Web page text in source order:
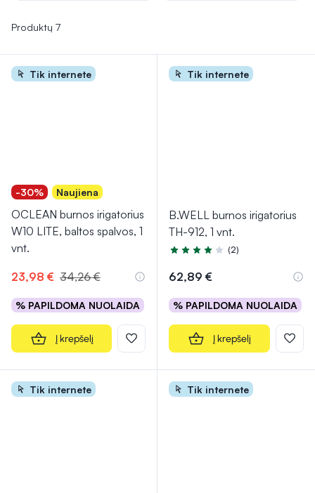
dantenų uždegimo riziką ir palaikyti optimalią burnos
Produktų 7
Tik internete
-30% Naujiena
OCLEAN burnos irigatorius
W10 LITE, baltos spalvos, 1
vnt.
23,98 € 34,26 €
% PAPILDOMA NUOLAIDA
Į krepšelį
Tik internete
B.WELL burnos irigatorius
TH-912, 1 vnt.
Įvertinimas 4.0 iš 5
(2)
62,89 €
% PAPILDOMA NUOLAIDA
Į krepšelį
Tik internete Tik internete